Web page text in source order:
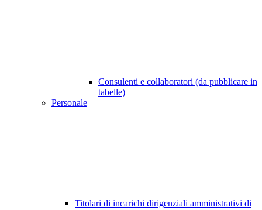
Consulenti e collaboratori (da pubblicare in
tabelle)
Personale
Titolari di incarichi dirigenziali amministrativi di